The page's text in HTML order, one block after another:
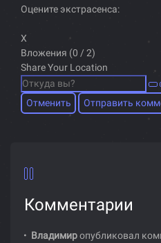
Оцените экстрасенса:
X
Вложения (0 / 2)
Share Your Location
Отменить Отправить
Комментарии
Владимиропубликовал